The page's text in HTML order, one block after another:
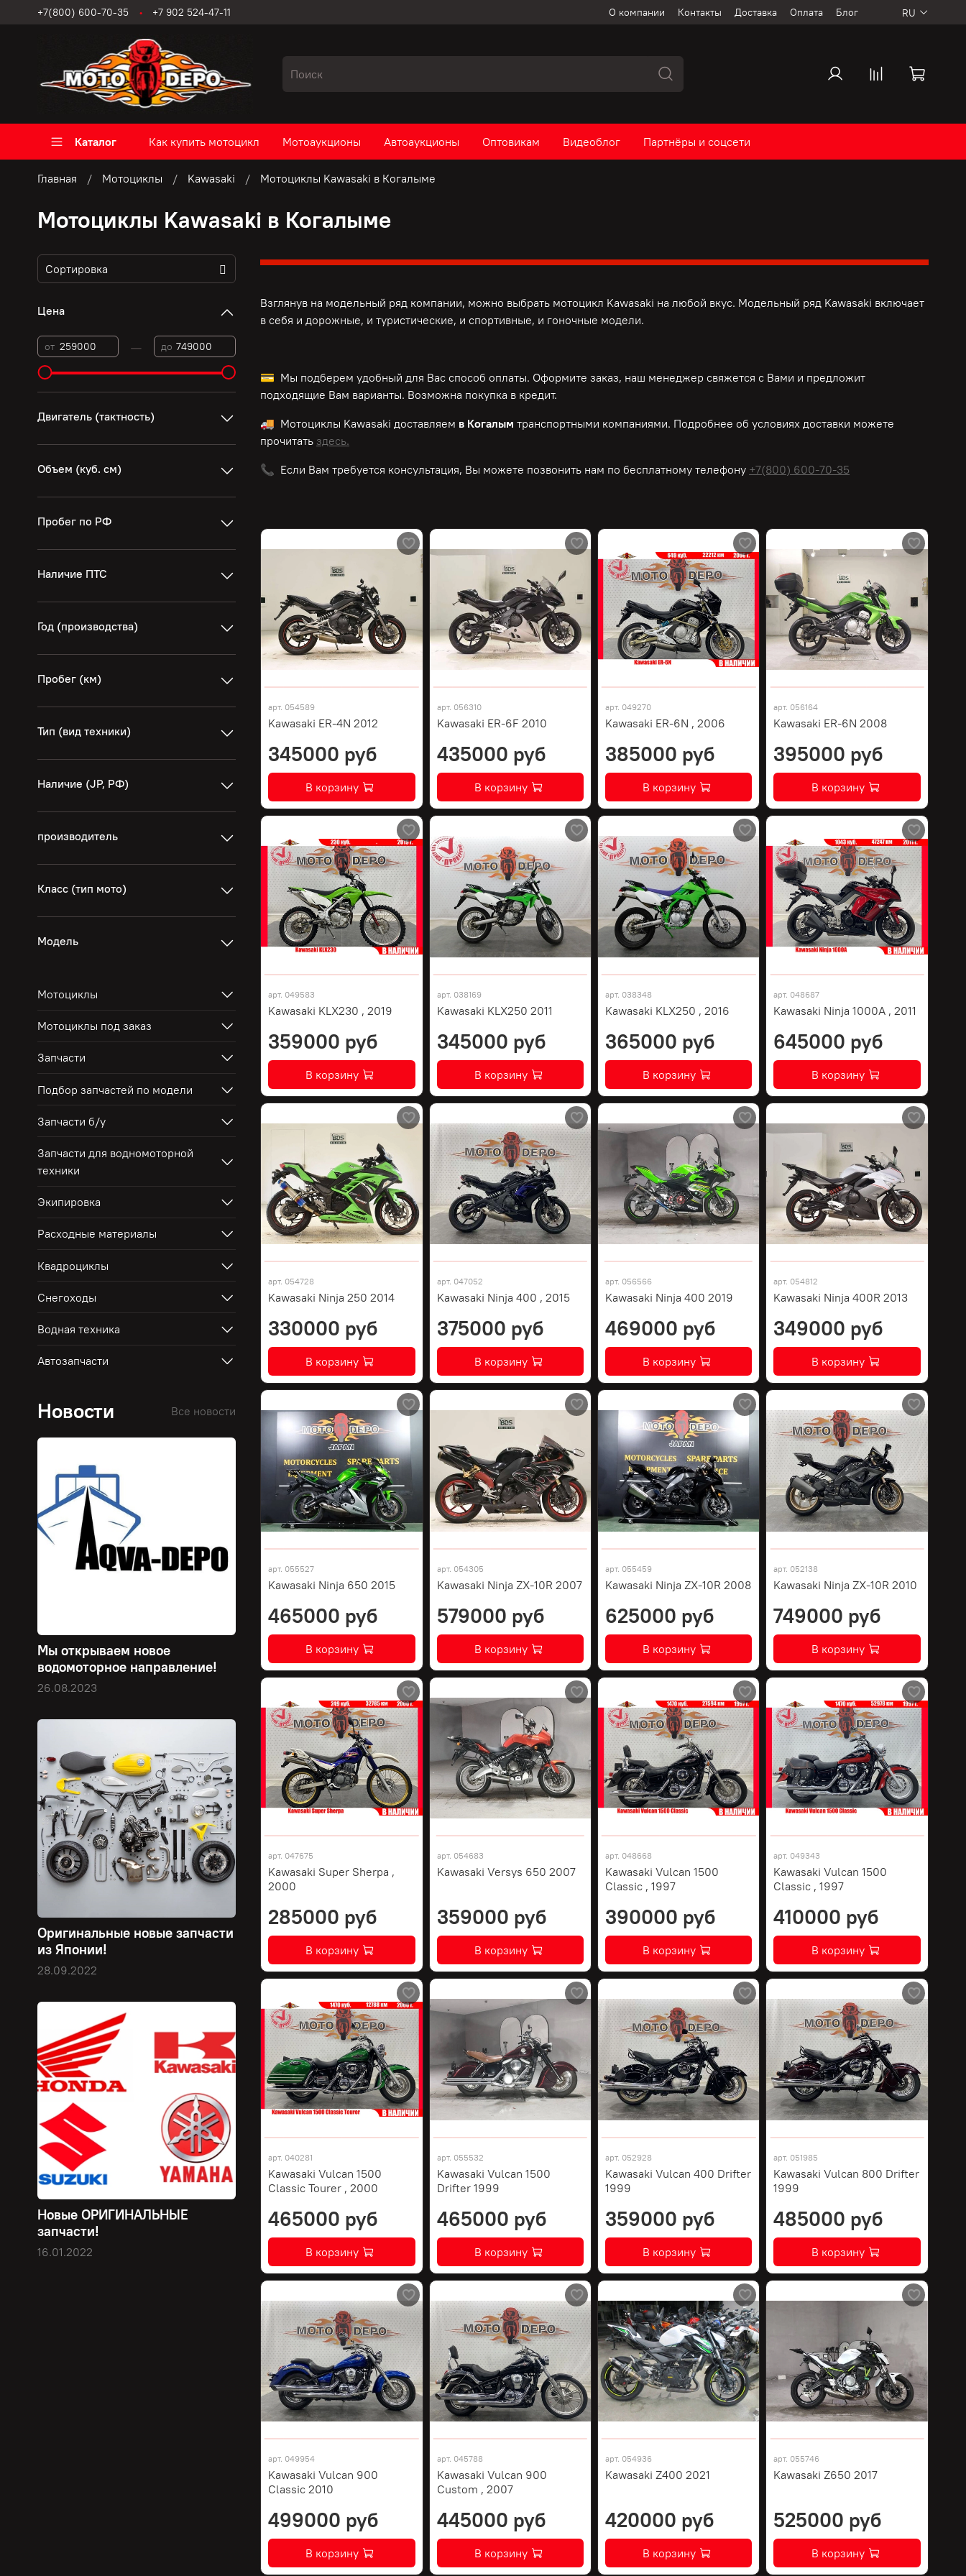
О компании Контакты Доставка Оплата Блог
+7(800) 600-70-35 +7 902 524-47-11 RU
Каталог Как купить мотоцикл Мотоаукционы Автоаукционы Оптовикам Видеоблог Партнёры и соцсети
Главная Мотоциклы Kawasaki Мотоциклы Kawasaki в Когалыме
Мотоциклы Kawasaki в Когалыме
Взглянув на модельный ряд компании, можно выбрать мотоцикл Kawasaki на любой вкус. Модельный ряд Kawasaki включает
в себя и дорожные, и туристические, и спортивные, и гоночные модели.
💳 Мы подберем удобный для Вас способ оплаты. Оформите заказ, наш менеджер свяжется с Вами и предложит
подходящие Вам варианты. Возможна покупка в кредит.
🚚 Мотоциклы Kawasaki доставляем в Когалымтранспортными компаниями. Подробнее об условиях доставки можете
прочитать здесь.
📞 Если Вам требуется консультация, Вы можете позвонить нам по бесплатномутелефону +7(800) 600-70-35
арт. 054589
Kawasaki ER-4N 2012
345000 руб
В корзину
арт. 056310
Kawasaki ER-6F 2010
435000 руб
В корзину
арт. 049270
Kawasaki ER-6N , 2006
385000 руб
В корзину
арт. 056164
Kawasaki ER-6N 2008
395000 руб
В корзину
арт. 049583
Kawasaki KLX230 , 2019
359000 руб
В корзину
арт. 038169
Kawasaki KLX250 2011
345000 руб
В корзину
арт. 038348
Kawasaki KLX250 , 2016
365000 руб
В корзину
арт. 048687
Kawasaki Ninja 1000A , 2011
645000 руб
В корзину
арт. 054728
Kawasaki Ninja 250 2014
330000 руб
В корзину
арт. 047052
Kawasaki Ninja 400 , 2015
375000 руб
В корзину
арт. 056566
Kawasaki Ninja 400 2019
469000 руб
В корзину
арт. 054812
Kawasaki Ninja 400R 2013
349000 руб
В корзину
арт. 055527
Kawasaki Ninja 650 2015
465000 руб
В корзину
арт. 054305
Kawasaki Ninja ZX-10R 2007
579000 руб
В корзину
арт. 055459
Kawasaki Ninja ZX-10R 2008
625000 руб
В корзину
арт. 052138
Kawasaki Ninja ZX-10R 2010
749000 руб
В корзину
арт. 047675
Kawasaki Super Sherpa ,
2000
285000 руб
В корзину
арт. 054683
Kawasaki Versys 650 2007
359000 руб
В корзину
арт. 048668
Kawasaki Vulcan 1500
Classic , 1997
390000 руб
В корзину
арт. 049343
Kawasaki Vulcan 1500
Classic , 1997
410000 руб
В корзину
арт. 040281
Kawasaki Vulcan 1500
Classic Tourer , 2000
465000 руб
В корзину
арт. 055532
Kawasaki Vulcan 1500
Drifter 1999
465000 руб
В корзину
арт. 052928
Kawasaki Vulcan 400 Drifter
1999
359000 руб
В корзину
арт. 051985
Kawasaki Vulcan 800 Drifter
1999
485000 руб
В корзину
арт. 049954
Kawasaki Vulcan 900
Classic 2010
499000 руб
В корзину
арт. 045788
Kawasaki Vulcan 900
Custom , 2007
445000 руб
В корзину
арт. 054936
Kawasaki Z400 2021
420000 руб
В корзину
арт. 055746
Kawasaki Z650 2017
525000 руб
В корзину
Цена
от — до
Двигатель (тактность)
Объем (куб. см)
Пробег по РФ
Наличие ПТС
Год (производства)
Пробег (км)
Тип (вид техники)
Наличие (JP, РФ)
производитель
Класс (тип мото)
Модель
Мотоциклы
Мотоциклы под заказ
Запчасти
Подбор запчастей по модели
Запчасти б/у
Запчасти для водномоторной
техники
Экипировка
Расходные материалы
Квадроциклы
Снегоходы
Водная техника
Автозапчасти
Новости Все новости
Мы открываем новое
водомоторное направление!
26.08.2023
Оригинальные новые запчасти
из Японии!
28.09.2022
Новые ОРИГИНАЛЬНЫЕ
запчасти!
16.01.2022